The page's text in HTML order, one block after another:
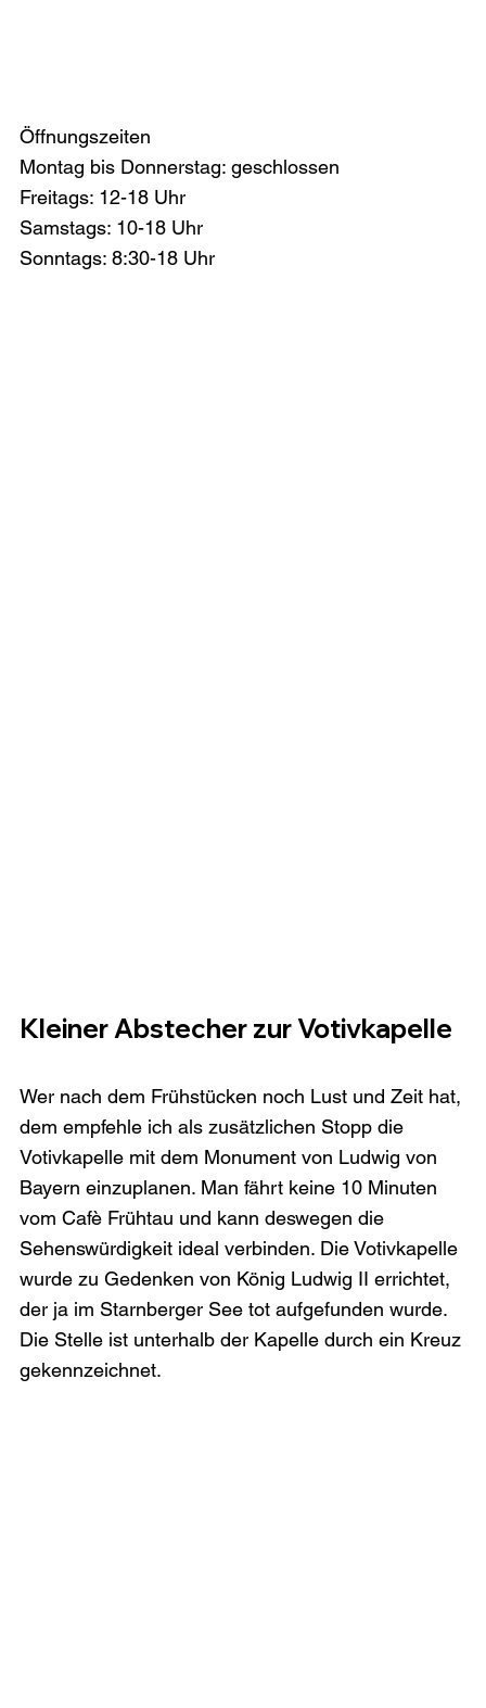
Öffnungszeiten
Montag bis Donnerstag: geschlossen
Freitags: 12-18 Uhr
Samstags: 10-18 Uhr
Sonntags: 8:30-18 Uhr
Kleiner Abstecher zur Votivkapelle
Wer nach dem Frühstücken noch Lust und Zeit hat,
dem empfehle ich als zusätzlichen Stopp die
Votivkapelle mit dem Monument von Ludwig von
Bayern einzuplanen. Man fährt keine 10 Minuten
vom Cafè Frühtau und kann deswegen die
Sehenswürdigkeit ideal verbinden. Die Votivkapelle
wurde zu Gedenken von König Ludwig II errichtet,
der ja im Starnberger See tot aufgefunden wurde.
Die Stelle ist unterhalb der Kapelle durch ein Kreuz
gekennzeichnet.